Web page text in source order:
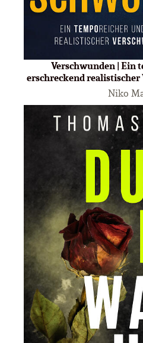
Verschwunden | Ein
erschreckend
Niko